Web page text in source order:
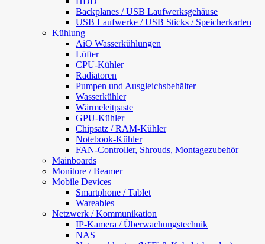
Backplanes / USB Laufwerksgehäuse
USB Laufwerke / USB Sticks / Speicherkarten
Kühlung
AiO Wasserkühlungen
Lüfter
CPU-Kühler
Radiatoren
Pumpen und Ausgleichsbehälter
Wasserkühler
Wärmeleitpaste
GPU-Kühler
Chipsatz / RAM-Kühler
Notebook-Kühler
FAN-Controller, Shrouds, Montagezubehör
Mainboards
Monitore / Beamer
Mobile Devices
Smartphone / Tablet
Wareables
Netzwerk / Kommunikation
IP-Kamera / Überwachungstechnik
NAS